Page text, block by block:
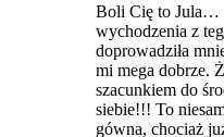
Boli Cię to Jula…
wychodzenia z
doprowadziła
mi mega dobrze.
szacunkiem do
siebie!!! To
gówna, chociaż